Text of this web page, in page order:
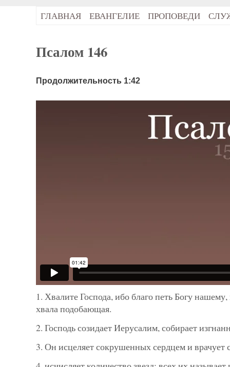
ГЛАВНАЯ ЕВАНГЕЛИЕ ПРОПОВЕДИ
Псалом 146
Продолжительность 1:42
1. Хвалите Господа, ибо благо петь Богу
хвала подобающая.
2. Господь созидает Иерусалим, собирает
3. Он исцеляет сокрушенных сердцем и врачует